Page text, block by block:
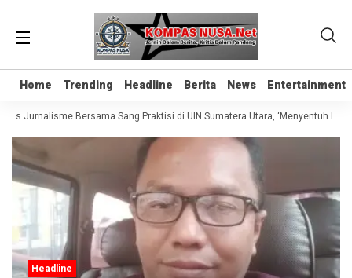
Home Trending Headline Berita News Entertainment
Home Trending Headline Berita News Entertainment
Jurnalisme Bersama Sang Praktisi di UIN Sumatera Utara, ‘Menyentuh Hati
Headline